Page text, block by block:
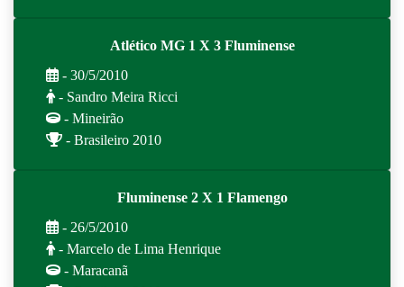
Atlético MG 1 X 3 Fluminense
- 30/5/2010
- Sandro Meira Ricci
- Mineirão
- Brasileiro 2010
Fluminense 2 X 1 Flamengo
- 26/5/2010
- Marcelo de Lima Henrique
- Maracanã